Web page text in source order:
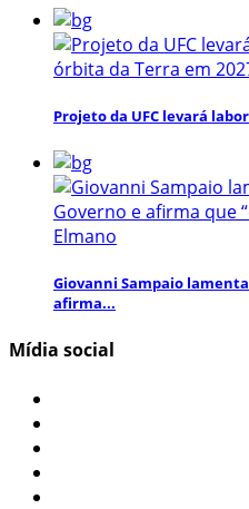
Projeto da UFC levará
Giovanni Sampaio
afirma...
Mídia social